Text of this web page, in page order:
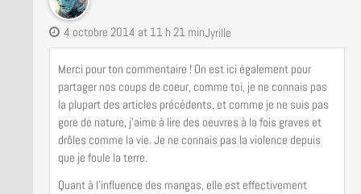
Jyrille
4 octobre 2014 at 11 h 21 min
Merci pour ton commentaire ! On est ici également pour
partager nos coups de coeur, comme toi, je ne connais pas
la plupart des articles précédents, et comme je ne suis pas
gore de nature, j’aime à lire des oeuvres à la fois graves et
drôles comme la vie. Je ne connais pas la violence depuis
que je foule la terre.
Quant à l’influence des mangas, elle est effectivement